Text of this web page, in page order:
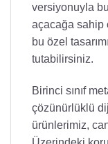
versiyonuyla
açacağa sahip
bu özel
tutabilirsiniz.
Birinci sınıf
çözünürlüklü
ürünlerimiz,